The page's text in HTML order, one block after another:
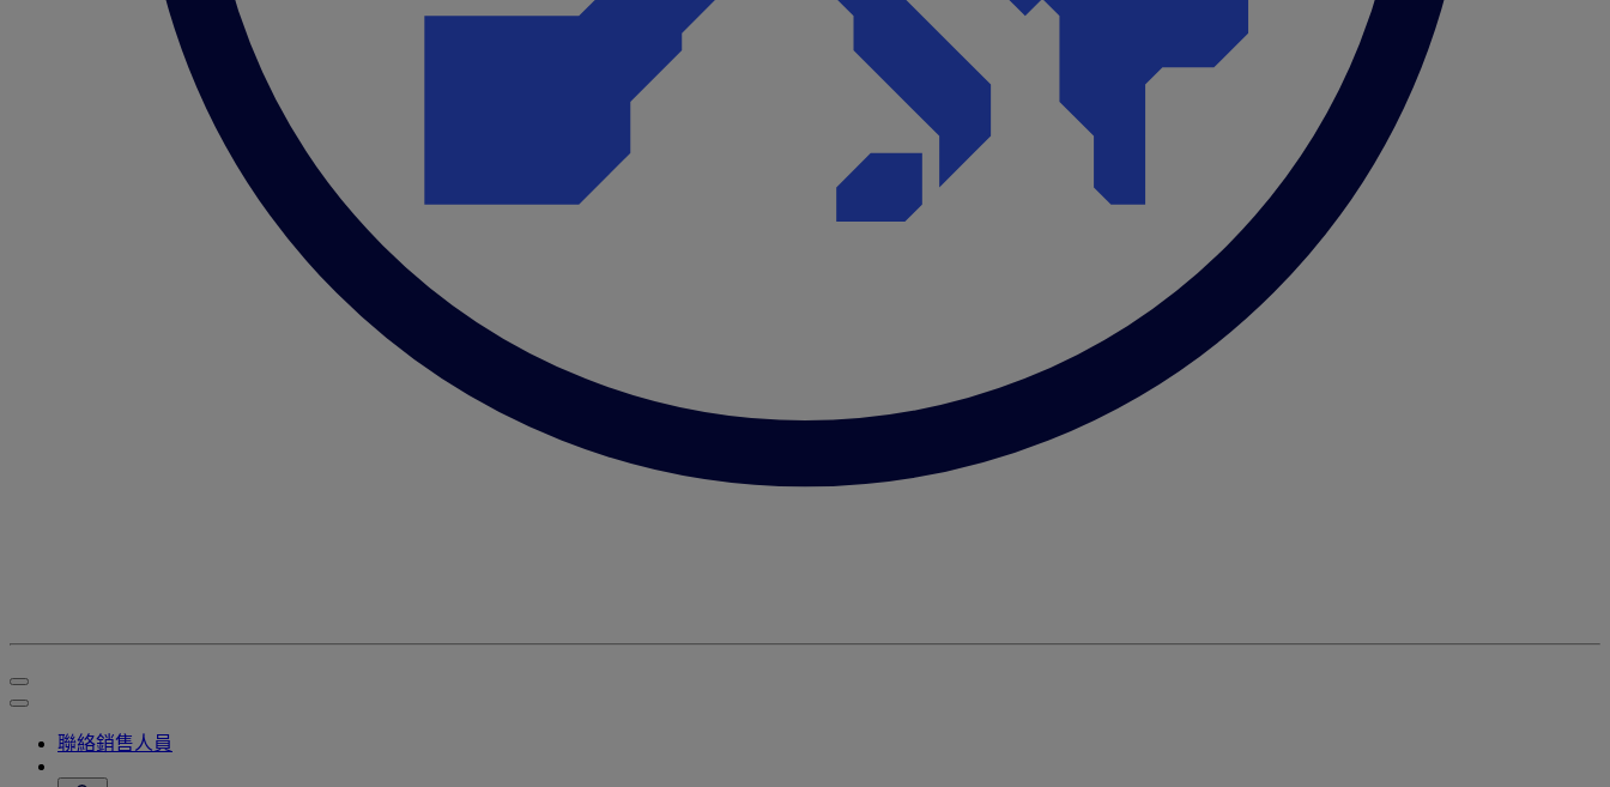
聯絡銷售人員